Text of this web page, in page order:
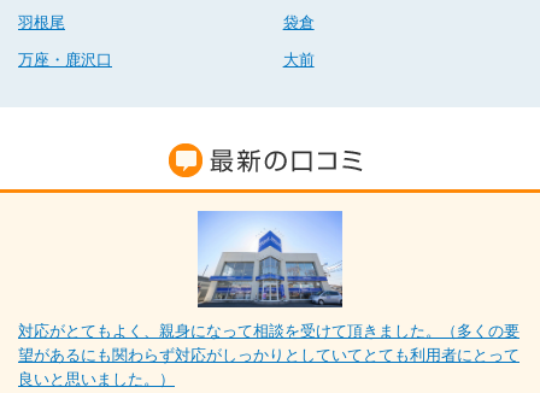
羽根尾 袋倉
万座・鹿沢口 大前
対応がとてもよく、親身になって相談を受けて頂きました。（多くの要
望があるにも関わらず対応がしっかりとしていてとても利用者にとって
良いと思いました。）